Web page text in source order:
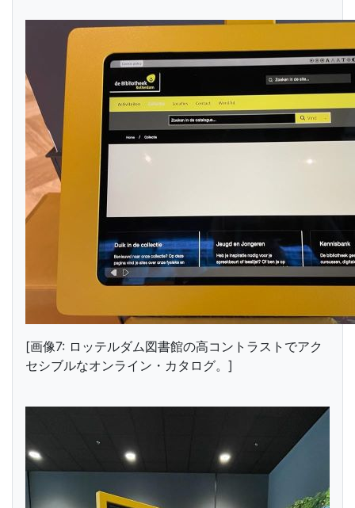
[画像7: ロッテルダム図書館の高コントラストでアク
セシブルなオンライン・カタログ。]